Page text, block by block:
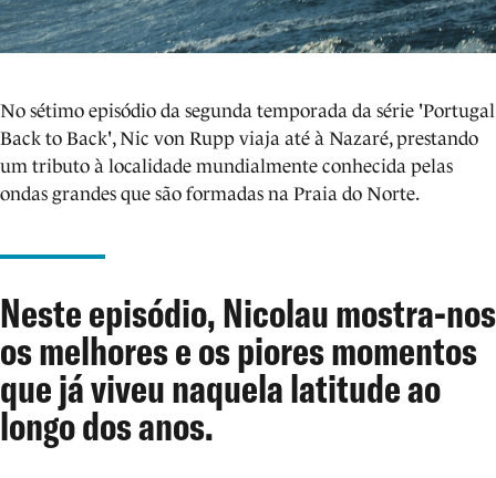
No sétimo episódio da segunda temporada da série 'Portugal
Back to Back', Nic von Rupp viaja até à Nazaré, prestando
um tributo à localidade mundialmente conhecida pelas
ondas grandes que são formadas na Praia do Norte.
Neste episódio, Nicolau mostra-nos
os melhores e os piores momentos
que já viveu naquela latitude ao
longo dos anos.